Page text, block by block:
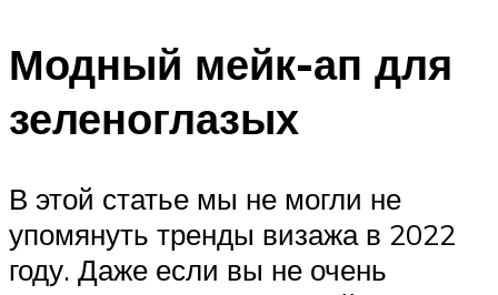
Модный мейк-ап для
зеленоглазых
В этой статье мы не могли не
упомянуть тренды визажа в 2022
году. Даже если вы не очень